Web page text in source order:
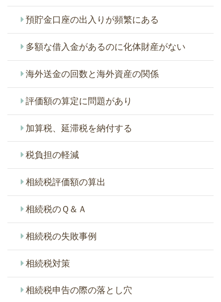
預貯金口座の出入りが頻繁にある
多額な借入金があるのに化体財産がない
海外送金の回数と海外資産の関係
評価額の算定に問題があり
加算税、延滞税を納付する
税負担の軽減
相続税評価額の算出
相続税のＱ＆Ａ
相続税の失敗事例
相続税対策
相続税申告の際の落とし穴